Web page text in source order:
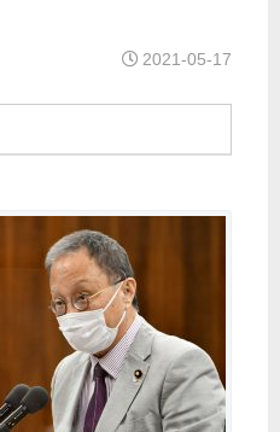
2021-05-17